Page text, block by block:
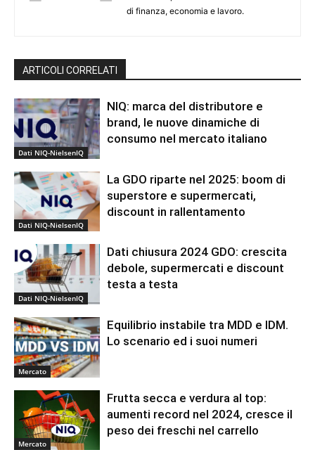
di finanza, economia e lavoro.
ARTICOLI CORRELATI
Dati NIQ-NielsenIQ
NIQ: marca del distributore e
brand, le nuove dinamiche di
consumo nel mercato italiano
Dati NIQ-NielsenIQ
La GDO riparte nel 2025: boom di
superstore e supermercati,
discount in rallentamento
Dati NIQ-NielsenIQ
Dati chiusura 2024 GDO: crescita
debole, supermercati e discount
testa a testa
Mercato
Equilibrio instabile tra MDD e IDM.
Lo scenario ed i suoi numeri
Mercato
Frutta secca e verdura al top:
aumenti record nel 2024, cresce il
peso dei freschi nel carrello